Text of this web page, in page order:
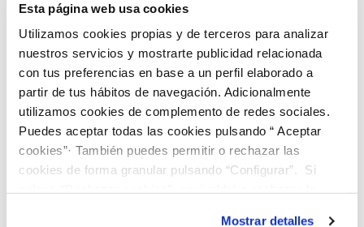
Esta página web usa cookies
Utilizamos cookies propias y de terceros para analizar
nuestros servicios y mostrarte publicidad relacionada
con tus preferencias en base a un perfil elaborado a
partir de tus hábitos de navegación. Adicionalmente
utilizamos cookies de complemento de redes sociales.
Puedes aceptar todas las cookies pulsando “ Aceptar
cookies”· También puedes permitir o rechazar las
cookies de forma granular pulsando “Configurar”. Si
Mostrar detalles
a través de la Formación Profesional Dual
en la Comunitat Valenciana